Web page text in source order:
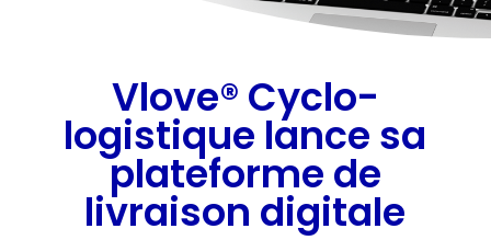
Vlove® Cyclo-
logistique lance sa
plateforme de
livraison digitale